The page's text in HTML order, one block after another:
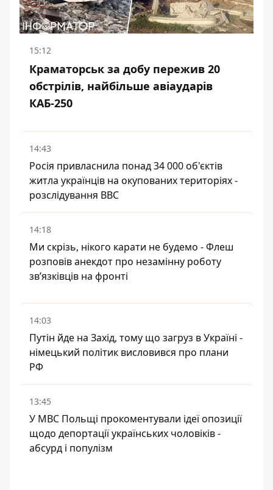
15:12
Краматорськ за добу пережив 20
обстрілів, найбільше авіаударів
КАБ-250
14:43
Росія привласнила понад 34 000 об'єктів
житла українців на окупованих територіях -
розслідування BBC
14:18
Ми скрізь, нікого карати не будемо - Флеш
розповів анекдот про незамінну роботу
зв’язківців на фронті
14:03
Путін йде на Захід, тому що загруз в Україні -
німецький політик висловився про плани
РФ
13:45
У МВС Польщі прокоментували ідеї опозиції
щодо депортації українських чоловіків -
абсурд і популізм